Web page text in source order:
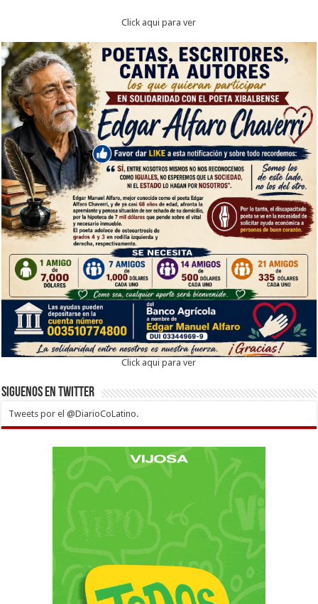
Click aqui para ver
Click aqui para ver
Siguenos en twitter
Tweets por el @DiarioCoLatino.